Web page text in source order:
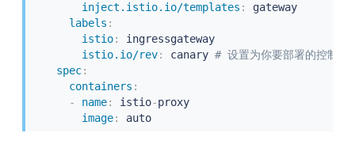
inject.istio.io/templates :
gateway
labels :
istio:
ingressgateway
istio.io/rev: canary # 设置为你要部署的控制平
spec:
containers :
-
name: istio-proxy
image: auto